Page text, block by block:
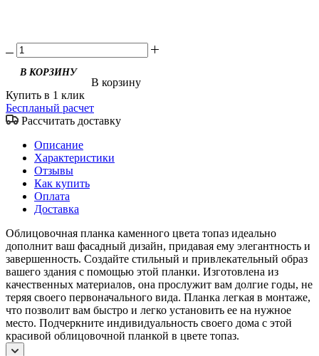
В корзину
Купить в 1 клик
Беспланый расчет
Рассчитать доставку
Описание
Характеристики
Отзывы
Как купить
Оплата
Доставка
Облицовочная планка каменного цвета топаз идеально
дополнит ваш фасадный дизайн, придавая ему элегантность и
завершенность. Создайте стильный и привлекательный образ
вашего здания с помощью этой планки. Изготовлена из
качественных материалов, она прослужит вам долгие годы, не
теряя своего первоначального вида. Планка легкая в монтаже,
что позволит вам быстро и легко установить ее на нужное
место. Подчеркните индивидуальность своего дома с этой
красивой облицовочной планкой в цвете топаз.